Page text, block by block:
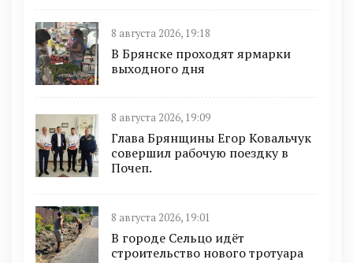
8 августа 2026, 19:18
В Брянске проходят ярмарки
выходного дня
8 августа 2026, 19:09
Глава Брянщины Егор Ковальчук
совершил рабочую поездку в
Почеп.
8 августа 2026, 19:01
В городе Сельцо идёт
строительство нового тротуара